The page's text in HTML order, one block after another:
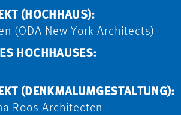
(HOCHHAUS):
(ODA New York Architects)
HOCHHAUSES:
(DENKMALUMGESTALTUNG):
Roos Architecten